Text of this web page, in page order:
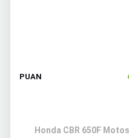
PUAN
Honda CBR 650F